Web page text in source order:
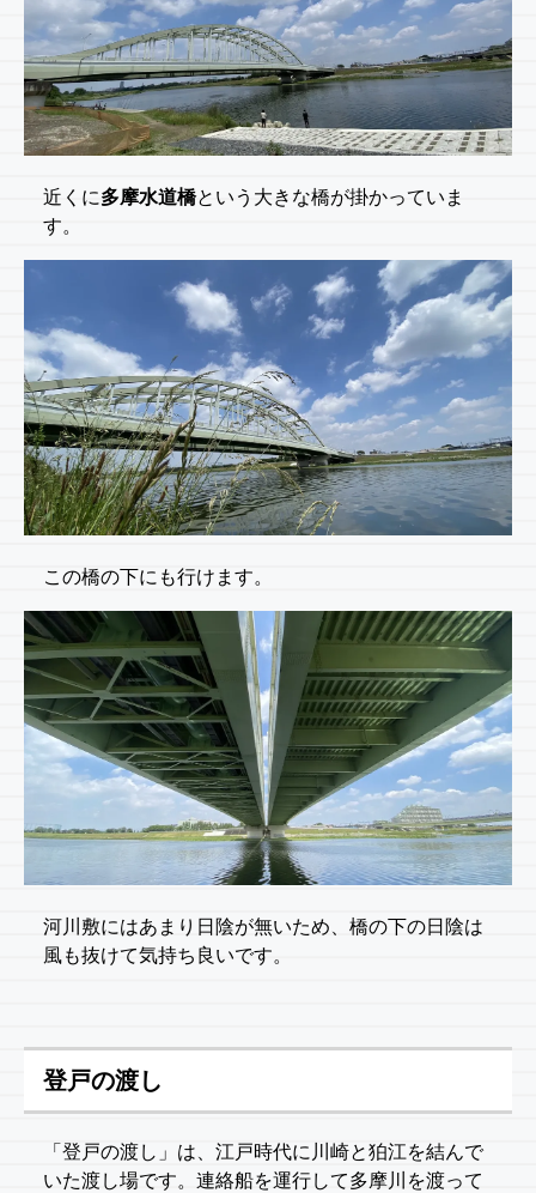
近くに多摩水道橋という大きな橋が掛かっていま
す。
この橋の下にも行けます。
河川敷にはあまり日陰が無いため、橋の下の日陰は
風も抜けて気持ち良いです。
登戸の渡し
「登戸の渡し」は、江戸時代に川崎と狛江を結んで
いた渡し場です。連絡船を運行して多摩川を渡って